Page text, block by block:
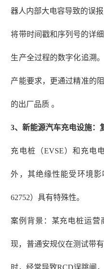
器人内部大电容导致的误
将带时间戳和序列号的详
生产全过程的数字化追溯
产能要求，更通过精准的
的出厂品质 。
3、新能源汽车充电设施：
充电桩（EVSE）和充电
外，其绝缘性能受环境
62752）具有特殊性。
案例背景：某充电桩运营
现，普通安规仪在测试带有
时，经常导致RCD误跳闸